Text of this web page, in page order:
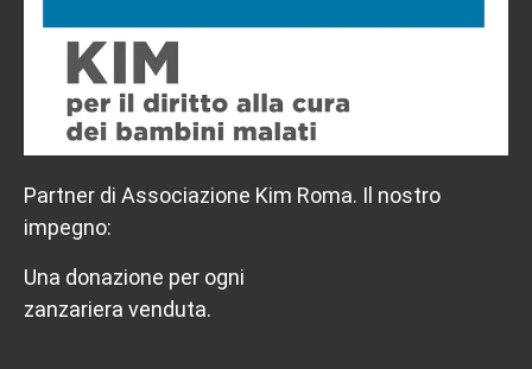
Partner di Associazione Kim Roma. Il nostro
impegno:
Una donazione per ogni
zanzariera venduta.